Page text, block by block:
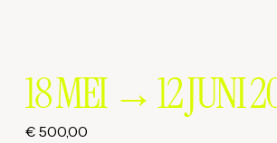
18 MEI → 12 JUNI
Prijs
€ 500,00